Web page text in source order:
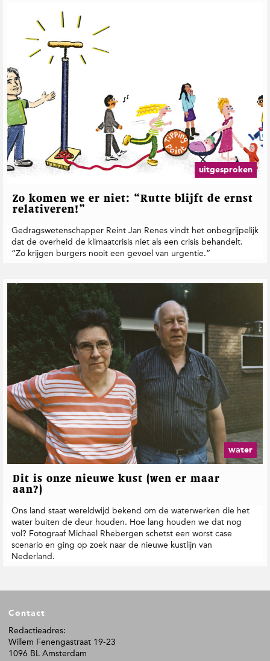
uitgesproken
Zo komen we er niet: “Rutte blijft de ernst
relativeren!”
Gedragswetenschapper Reint Jan Renes vindt het onbegrijpelijk
dat de overheid de klimaatcrisis niet als een crisis behandelt.
“Zo krijgen burgers nooit een gevoel van urgentie.”
water
Dit is onze nieuwe kust (wen er maar
aan?)
Ons land staat wereldwijd bekend om de waterwerken die het
water buiten de deur houden. Hoe lang houden we dat nog
vol? Fotograaf Michael Rhebergen schetst een worst case
scenario en ging op zoek naar de nieuwe kustlijn van
Nederland.
oContact
Redactieadres:
Willem Fenengastraat 19-23
1096 BL Amsterdam